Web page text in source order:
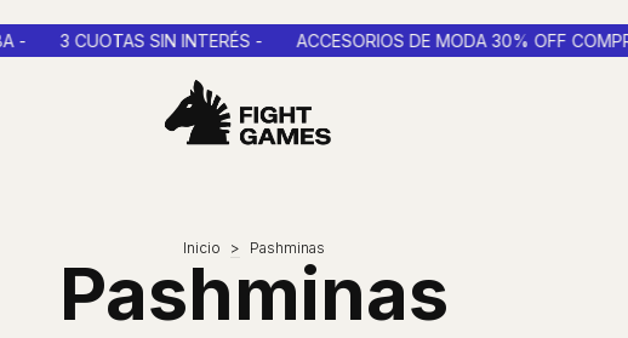
INTERÉS - ACCESORIOS DE MODA 30% OFF COMPRANDO 2 O MÁS -
Inicio > Pashminas
Pashminas